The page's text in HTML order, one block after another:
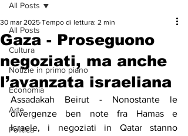
All Posts
Cultura
Notizie in primo piano
Economia
Arte
Politica
All Posts
Gaza - Proseguono
negoziati, ma anche
l’avanzata israeliana
30 mar 2025 Tempo di lettura: 2 min
Assadakah Beirut - Nonostante le
divergenze ben note fra Hamas e
Israele, i negoziati in Qatar stanno